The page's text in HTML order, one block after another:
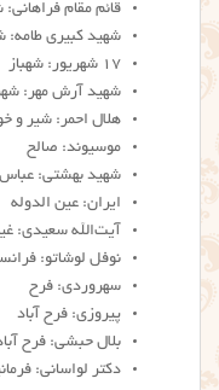
قائم مقام
شهید کبیری طامه:
۱۷ شهریور: شهباز
شهید آرش مهر:
هلال احمر: شیر و
موسیوند: صالح
شهید بهشتی: عباس
ایران: عین الدوله
آیت‌الله سعیدی:
نوفل لوشاتو:
سهروردی: فرح
پیروزی: فرح آباد
بلال حبشی: فرح
دکتر لواسانی: